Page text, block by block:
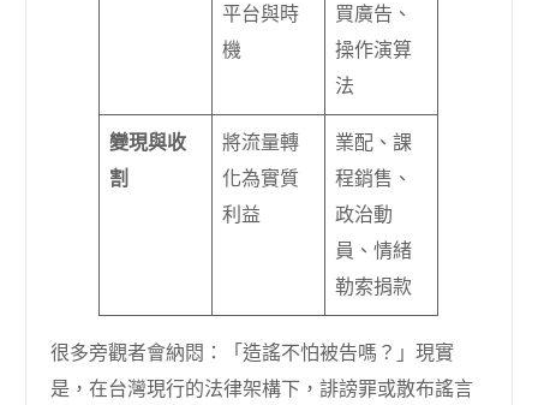
平台與時
機
買廣告、
操作演算
法
變現與收
割
將流量轉
化為實質
利益
業配、課
程銷售、
政治動
員、情緒
勒索捐款
很多旁觀者會納悶：「造謠不怕被告嗎？」現實
是，在台灣現行的法律架構下，誹謗罪或散布謠言